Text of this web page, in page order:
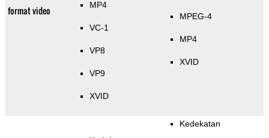
format video MP4
VC-1
VP8
VP9
XVID
MPEG-4
MP4
XVID
Kedekatan